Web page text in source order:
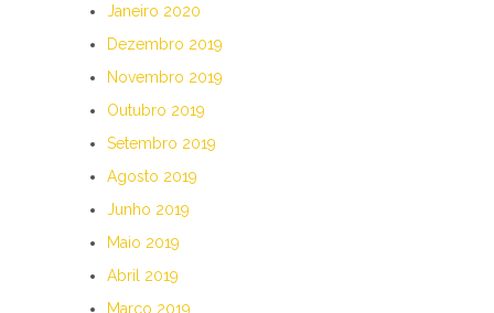
Janeiro 2020
Dezembro 2019
Novembro 2019
Outubro 2019
Setembro 2019
Agosto 2019
Junho 2019
Maio 2019
Abril 2019
Março 2019